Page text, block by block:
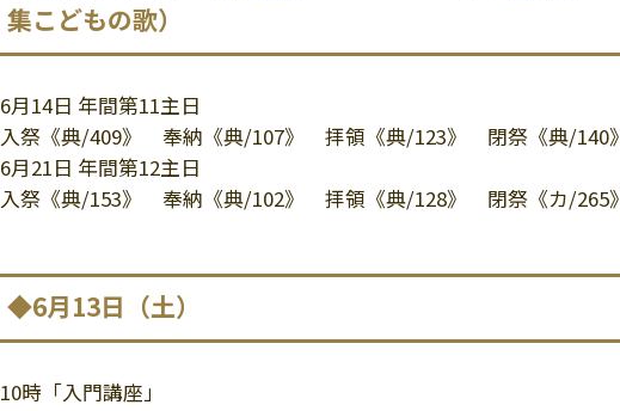
集こどもの歌）
6月14日 年間第11主日
入祭《典/409》 奉納《典/107》 拝領《典/123》 閉祭《典/140》
6月21日 年間第12主日
入祭《典/153》 奉納《典/102》 拝領《典/128》 閉祭《カ/265》
◆6月13日（土）
10時「入門講座」